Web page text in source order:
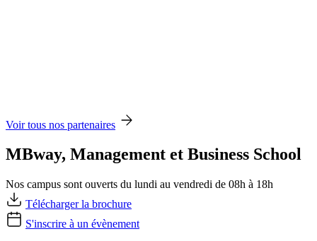
Voir tous nos partenaires
MBway, Management et Business School
Nos campus sont ouverts du lundi au vendredi de 08h à 18h
Télécharger la brochure
S'inscrire à un évènement